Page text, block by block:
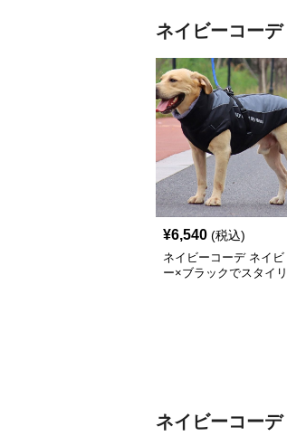
ネイビーコーデ
¥6,540 (税込)
ネイビーコーデ ネイビ
ー×ブラックでスタイリ
ネイビーコーデ